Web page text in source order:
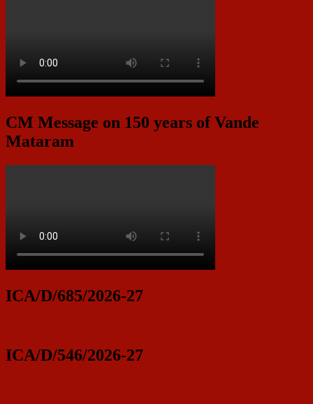
CM Message on 150 years of Vande
Mataram
ICA/D/685/2026-27
ICA/D/546/2026-27